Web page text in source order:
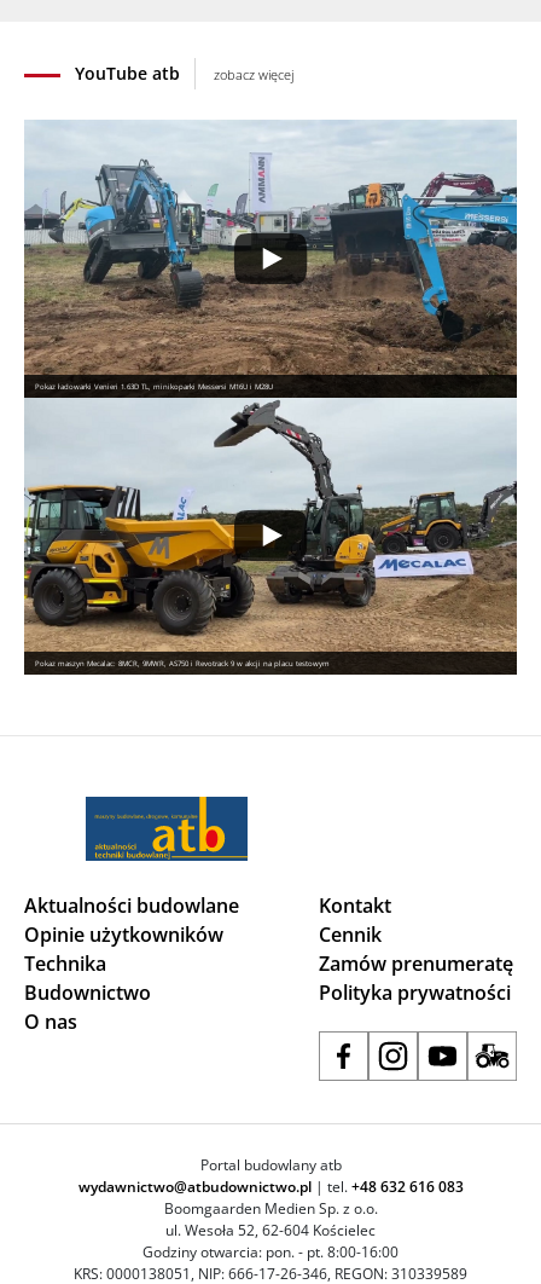
YouTube atb zobacz więcej
Pokaz ładowarki Venieri 1.63D TL, minikoparki Messersi M16U i M28U
Pokaz maszyn Mecalac: 8MCR, 9MWR, AS750 i Revotrack 9 w akcji na placu testowym
Aktualności budowlane
Opinie użytkowników
Technika
Budownictwo
O nas
Kontakt
Cennik
Zamów prenumeratę
Polityka prywatności
Portal budowlany atb
wydawnictwo@atbudownictwo.pl| tel.+48 632 616 083
Boomgaarden Medien Sp. z o.o.
ul. Wesoła 52, 62-604 Kościelec
Godziny otwarcia: pon. - pt. 8:00-16:00
KRS: 0000138051, NIP: 666-17-26-346, REGON: 310339589